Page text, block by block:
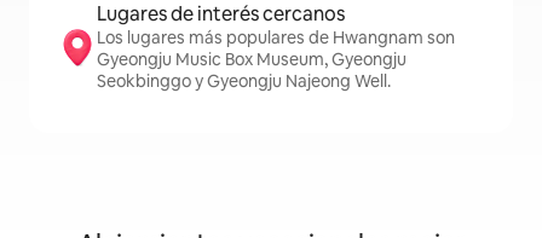
Lugares de interés cercanos
Los lugares más populares de Hwangnam son
Gyeongju Music Box Museum, Gyeongju
Seokbinggo y Gyeongju Najeong Well.